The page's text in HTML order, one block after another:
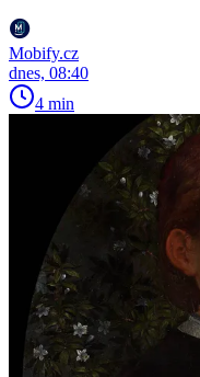
Mobify.cz
dnes, 08:40
4 min